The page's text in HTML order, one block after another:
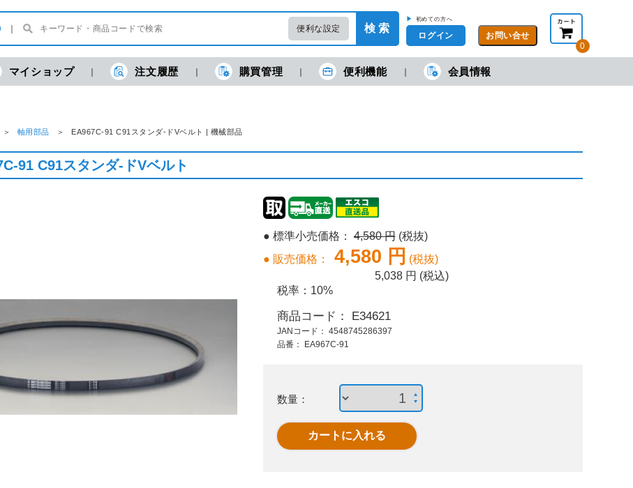
便利な設定 検 索
▶ 初めての方へ
ログイン
0
現在の金額合計： 円 (税抜) 円(税込)
マイショップ 注文履歴 購買管理 便利機能 会員情報
軸用部品 EA967C-91 C91スタンダ-ドVベルト | 機械部品
3,810 円 (税抜)
省エネタイプVベルト
EA967BN-40 BN40
省エネタイプVベルト
6,730 円 (税抜)
7,403 円 (税込)
91 C91スタンダ-ドVベルト
● 標準小売価格：4,580 円 (税抜)
● 販売価格：
4,580 円 (税抜)
5,038 円 (税込)
税率： 10%
商品コード： E34621
JANコード： 4548745286397
品番：
EA967C-91
数量：